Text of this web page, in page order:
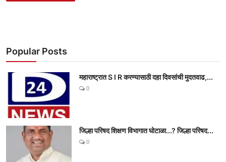
Popular Posts
महाराष्ट्रात S I R करण्यासाठी दहा दिवसांची मुदतवाढ,...
0
जिल्हा परिषद शिक्षण विभागात घोटाळा...? जिल्हा परिषद...
0